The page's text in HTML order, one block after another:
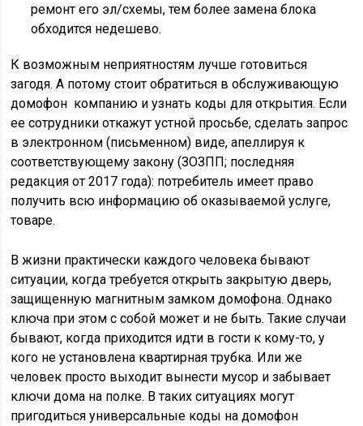
ремонт его эл/схемы, тем более замена блока
обходится недешево.
К возможным неприятностям лучше готовиться
загодя. А потому стоит обратиться в обслуживающую
домофон компанию и узнать коды для открытия. Если
ее сотрудники откажут устной просьбе, сделать запрос
в электронном (письменном) виде, апеллируя к
соответствующему закону (ЗОЗПП; последняя
редакция от 2017 года): потребитель имеет право
получить всю информацию об оказываемой услуге,
товаре.
В жизни практически каждого человека бывают
ситуации, когда требуется открыть закрытую дверь,
защищенную магнитным замком домофона. Однако
ключа при этом с собой может и не быть. Такие случаи
бывают, когда приходится идти в гости к кому-то, у
кого не установлена квартирная трубка. Или же
человек просто выходит вынести мусор и забывает
ключи дома на полке. В таких ситуациях могут
пригодиться универсальные коды на домофон